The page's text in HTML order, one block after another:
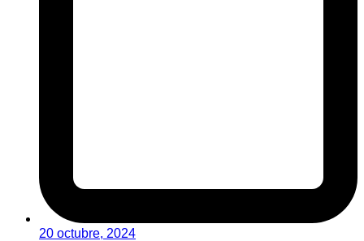
20 octubre, 2024